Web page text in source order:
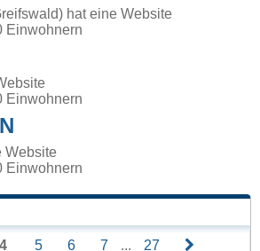
hat eine Website
Einwohnern
Einwohnern
Website
Einwohnern
4 5 6 7 ... 27